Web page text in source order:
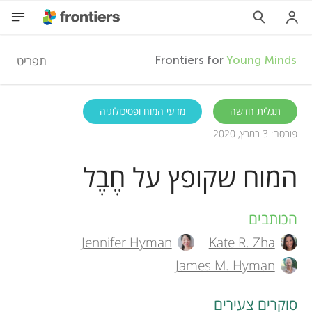
F
r
o
n
t
i
Frontiers forYoung Minds תפריט
השתתפות
תגלית חדשה
מדעי המוח ופסיכולוגיה
פורסם: 3 במרץ, 2020
המוח שקופץ על חֶבֶל
A
u
הכותבים
Kate R. Zha
Jennifer Hyman
James M. Hyman
סוקרים צעירים